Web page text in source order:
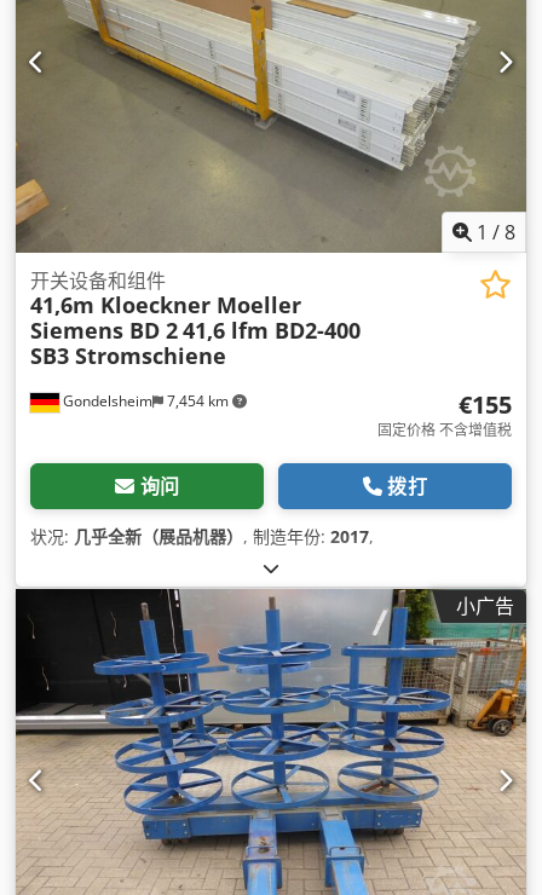
1 /8
Gondelsheim 7,454 km
开关设备和组件
41,6m Kloeckner Moeller
Siemens BD 241,6 lfm BD2-400
SB3 Stromschiene
€155
固定价格 不含增值税
询问 拨打
状况: 几乎全新（展品机器） , 制造年份: 2017,
小广告